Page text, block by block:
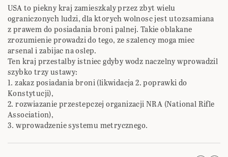
USA to piekny kraj zamieszkaly przez zbyt wielu
ograniczonych ludzi, dla ktorych wolnosc jest utozsamiana
z prawem do posiadania broni palnej. Takie oblakane
zrozumienie prowadzi do tego, ze szalency moga miec
arsenal i zabijac na oslep.
Ten kraj przestalby istniec gdyby wodz naczelny wprowadzil
szybko trzy ustawy:
1. zakaz posiadania broni (likwidacja 2. poprawki do
Konstytucji),
2. rozwiazanie przestepczej organizacji NRA (National Rifle
Association),
3. wprowadzenie systemu metrycznego.